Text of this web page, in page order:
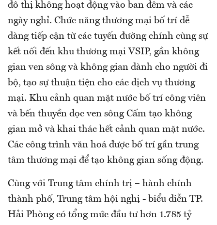
đô thị không hoạt động vào ban đêm và các
ngày nghỉ. Chức năng thương mại bố trí dễ
dàng tiếp cận từ các tuyến đường chính cùng sự
kết nối đến khu thương mại VSIP, gần không
gian ven sông và không gian dành cho người đi
bộ, tạo sự thuận tiện cho các dịch vụ thương
mại. Khu cảnh quan mặt nước bố trí công viên
và bến thuyền dọc ven sông Cấm tạo không
gian mở và khai thác hết cảnh quan mặt nước.
Các công trình văn hoá được bố trí gần trung
tâm thương mại để tạo không gian sống động.
Cùng với Trung tâm chính trị – hành chính
thành phố, Trung tâm hội nghị - biểu diễn TP.
Hải Phòng có tổng mức đầu tư hơn 1.785 tỷ